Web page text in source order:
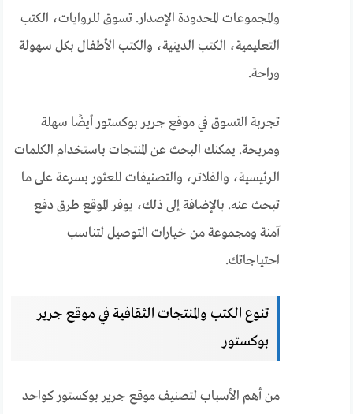
والمجموعات المحدودة الإصدار. تسوق للروايات، الكتب
التعليمية، الكتب الدينية، والكتب الأطفال بكل سهولة
وراحة.
تجربة التسوق في موقع جرير بوكستور أيضًا سهلة
ومريحة. يمكنك البحث عن المنتجات باستخدام الكلمات
الرئيسية، والفلاتر، والتصنيفات للعثور بسرعة على ما
تبحث عنه. بالإضافة إلى ذلك، يوفر الموقع طرق دفع
آمنة ومجموعة من خيارات التوصيل لتناسب
احتياجاتك.
تنوع الكتب والمنتجات الثقافية في موقع جرير
بوكستور
من أهم الأسباب لتصنيف موقع جرير بوكستور كواحد